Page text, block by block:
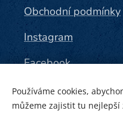
Obchodní podmínky
Instagram
Facebook
Používáme cookies,
můžeme zajistit tu nejlepší